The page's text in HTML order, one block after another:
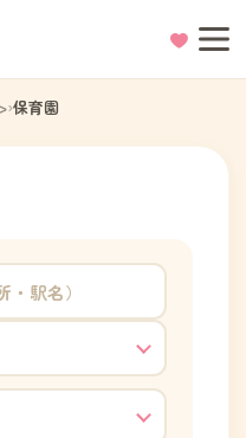
保育園